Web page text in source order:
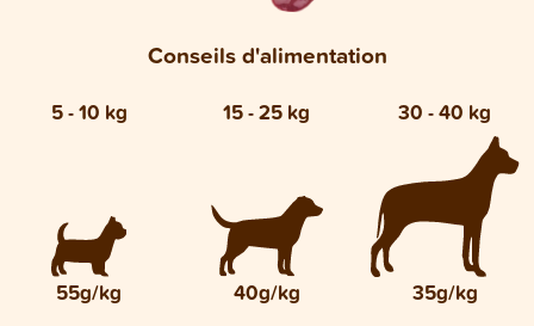
Conseils d'alimentation
5 - 10 kg 15 - 25 kg 30 - 40 kg
55g/kg 40g/kg 35g/kg